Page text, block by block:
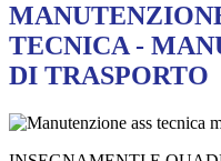
TECNICA -
DI TRASPORTO